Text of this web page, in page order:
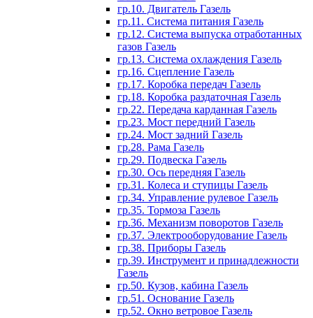
гр.10. Двигатель Газель
гр.11. Система питания Газель
гр.12. Система выпуска отработанных
газов Газель
гр.13. Система охлаждения Газель
гр.16. Сцепление Газель
гр.17. Коробка передач Газель
гр.18. Коробка раздаточная Газель
гр.22. Передача карданная Газель
гр.23. Мост передний Газель
гр.24. Мост задний Газель
гр.28. Рама Газель
гр.29. Подвеска Газель
гр.30. Ось передняя Газель
гр.31. Колеса и ступицы Газель
гр.34. Управление рулевое Газель
гр.35. Тормоза Газель
гр.36. Механизм поворотов Газель
гр.37. Электрооборудование Газель
гр.38. Приборы Газель
гр.39. Инструмент и принадлежности
Газель
гр.50. Кузов, кабина Газель
гр.51. Основание Газель
гр.52. Окно ветровое Газель